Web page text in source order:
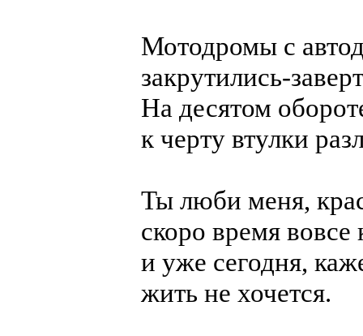
Мотодромы с
закрутились-
На десятом
к черту втулки
Ты люби меня,
скоро время вовсе
и уже сегодня,
жить не хочется.